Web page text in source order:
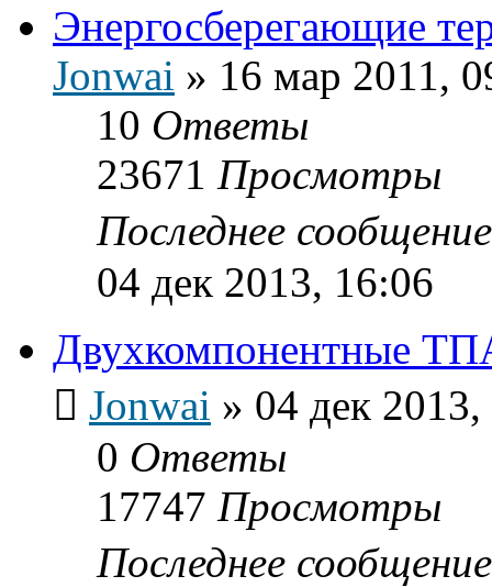
Энергосберегающие
Jonwai » 16 мар 2011,
10 Ответы
23671 Просмотры
Последнее
04 дек 2013, 16:06
Двухкомпонентные
Jonwai » 04 дек
0 Ответы
17747 Просмотры
Последнее